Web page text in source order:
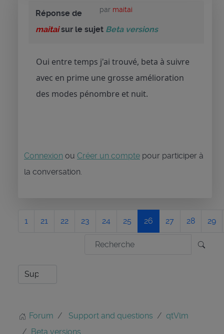
par maitai
Réponse de
maitaisur le sujet Beta versions
Oui entre temps j'ai trouvé, beta à suivre
avec en prime une grosse amélioration
des modes pénombre et nuit.
Connexion ou Créer un compte pour participer à
la conversation.
1 21 22 23 24 25 26 27 28 29
Forum Support and questions
qtVlm
Beta versions